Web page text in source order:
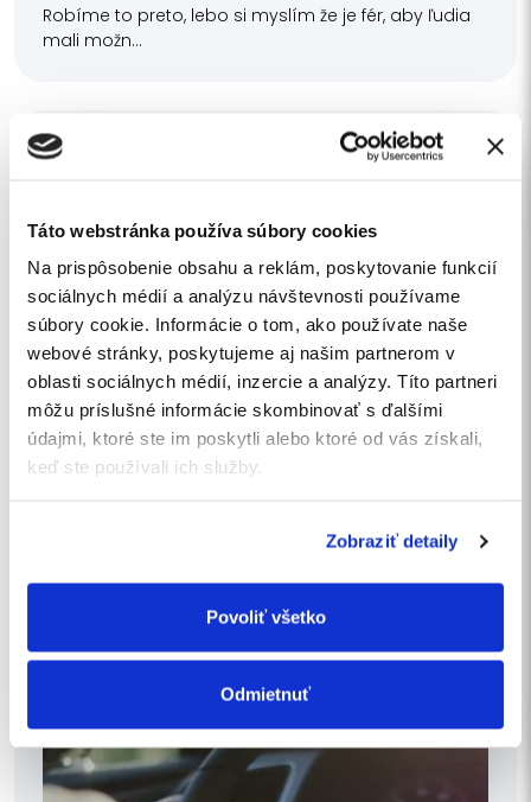
Táto webstránka používa súbory cookies
Na prispôsobenie obsahu a reklám, poskytovanie funkcií
sociálnych médií a analýzu návštevnosti používame
súbory cookie. Informácie o tom, ako používate naše
webové stránky, poskytujeme aj našim partnerom v
oblasti sociálnych médií, inzercie a analýzy. Títo partneri
môžu príslušné informácie skombinovať s ďalšími
údajmi, ktoré ste im poskytli alebo ktoré od vás získali,
keď ste používali ich služby.
Zobraziť detaily
Povoliť všetko
Odmietnuť
Robíme to preto, lebo si myslím že je fér, aby ľudia
mali možn...
19 jan. 2023
Dokumentácia ochrany pred
Počas povinných preventívnych protipožiarnych